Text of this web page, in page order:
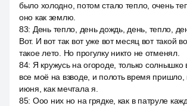
было холодно, потом стало тепло, очень
оно как землю.
83: День тепло, день дождь, день, тепло,
Вот. И вот так вот уже вот месяц вот такой
такое лето. Но прогулку никто не отменял.
84: Я кружусь на огороде, только солнышко
все моё на взводе, и полоть время пришло,
июня, как мечтала я.
85: Ооо них но на грядке, как в патруле